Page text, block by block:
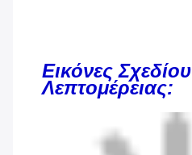
Εικόνες Σχεδίου
Λεπτομέρειας: